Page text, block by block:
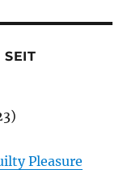
SEIT
Pleasure